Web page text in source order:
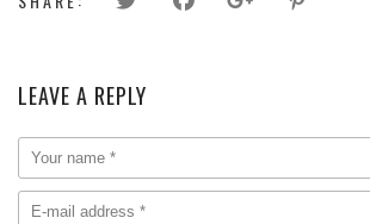
LEAVE A REPLY